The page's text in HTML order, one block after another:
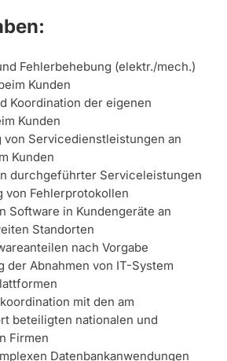
Fehlerbehebung (elektr./mech.)
Kunden
Koordination der eigenen
Kunden
Servicedienstleistungen an
Kunden
durchgeführter Serviceleistungen
von Fehlerprotokollen
Software in Kundengeräte an
Standorten
nach Vorgabe
der Abnahmen von IT-System
mit den am
beteiligten nationalen und
Firmen
Datenbankanwendungen